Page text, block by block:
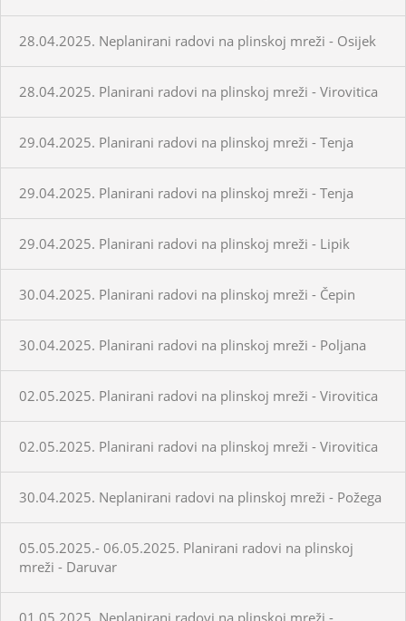
28.04.2025. Neplanirani radovi na plinskoj mreži - Osijek
28.04.2025. Planirani radovi na plinskoj mreži - Virovitica
29.04.2025. Planirani radovi na plinskoj mreži - Tenja
29.04.2025. Planirani radovi na plinskoj mreži - Tenja
29.04.2025. Planirani radovi na plinskoj mreži - Lipik
30.04.2025. Planirani radovi na plinskoj mreži - Čepin
30.04.2025. Planirani radovi na plinskoj mreži - Poljana
02.05.2025. Planirani radovi na plinskoj mreži - Virovitica
02.05.2025. Planirani radovi na plinskoj mreži - Virovitica
30.04.2025. Neplanirani radovi na plinskoj mreži - Požega
05.05.2025.- 06.05.2025. Planirani radovi na plinskoj
mreži - Daruvar
01.05.2025. Neplanirani radovi na plinskoj mreži -